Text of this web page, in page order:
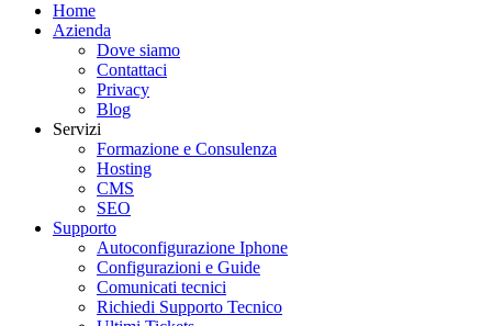
Home
Azienda
Dove siamo
Contattaci
Privacy
Blog
Servizi
Formazione e Consulenza
Hosting
CMS
SEO
Supporto
Autoconfigurazione Iphone
Configurazioni e Guide
Comunicati tecnici
Richiedi Supporto Tecnico